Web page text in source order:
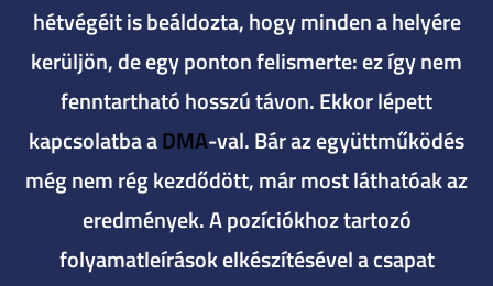
hétvégéit is beáldozta, hogy minden a helyére
kerüljön, de egy ponton felismerte: ez így nem
fenntartható hosszú távon. Ekkor lépett
kapcsolatba aDMA-val. Bár az együttműködés
még nem rég kezdődött, már most láthatóak az
eredmények. A pozíciókhoz tartozó
folyamatleírások elkészítésével a csapat